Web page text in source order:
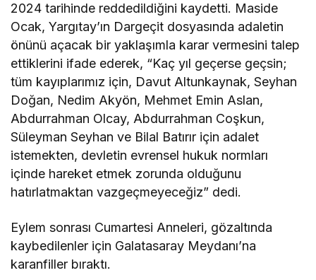
2024 tarihinde reddedildiğini kaydetti. Maside
Ocak, Yargıtay’ın Dargeçit dosyasında adaletin
önünü açacak bir yaklaşımla karar vermesini talep
ettiklerini ifade ederek, “Kaç yıl geçerse geçsin;
tüm kayıplarımız için, Davut Altunkaynak, Seyhan
Doğan, Nedim Akyön, Mehmet Emin Aslan,
Abdurrahman Olcay, Abdurrahman Coşkun,
Süleyman Seyhan ve Bilal Batırır için adalet
istemekten, devletin evrensel hukuk normları
içinde hareket etmek zorunda olduğunu
hatırlatmaktan vazgeçmeyeceğiz” dedi.
Eylem sonrası Cumartesi Anneleri, gözaltında
kaybedilenler için Galatasaray Meydanı’na
karanfiller bıraktı.